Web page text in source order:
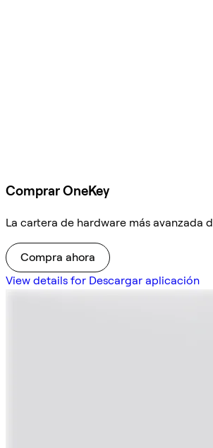
Comprar OneKey
La cartera de hardware más avanzada
Compra ahora
View details for Descargar aplicación